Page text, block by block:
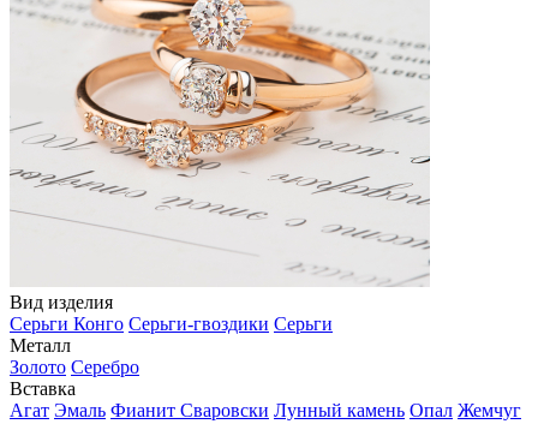
Вид изделия
Серьги Конго Серьги-гвоздики Серьги
Металл
Золото Серебро
Вставка
Агат Эмаль Фианит Сваровски Лунный камень Опал Жемчуг